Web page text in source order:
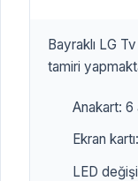
Bayraklı LG
tamiri
Anakart: 6
Ekran
LED